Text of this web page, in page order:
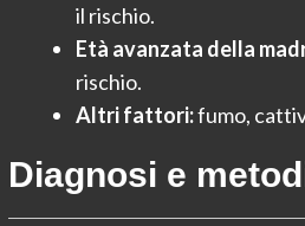
il rischio.
Età avanzata della
rischio.
Altri fattori:fumo,
Diagnosi e